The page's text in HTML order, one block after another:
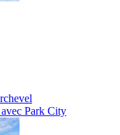
Park City